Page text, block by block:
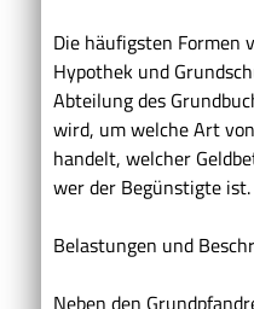
Die häufigsten Formen
Hypothek und
Abteilung des
wird, um welche Art
handelt, welcher
wer der Begünstigte ist.
Belastungen und
Neben den